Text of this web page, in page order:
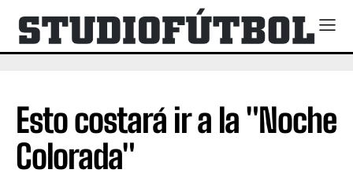
Esto costará ir a la "Noche
Colorada"